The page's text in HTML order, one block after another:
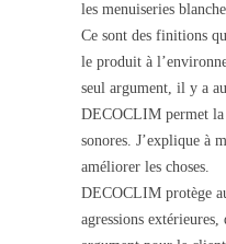
les menuiseries
Ce sont des finitions
le produit à
seul argument, il y a
DECOCLIM permet la
sonores. J’explique à
améliorer les choses.
DECOCLIM protège
agressions extérieures,